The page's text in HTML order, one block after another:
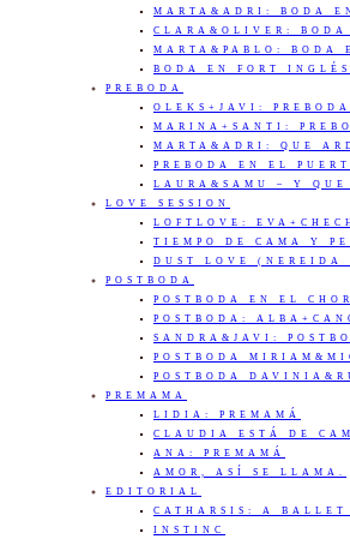
MARTA&ADRI: BODA
CLARA&OLIVER:
MARTA&PABLO: BODA
BODA EN FORT
PREBODA
OLEKS+JAVI:
MARINA+SANTI:
MARTA&ADRI: QUE
PREBODA EN EL
LAURA&SAMU – Y
LOVE SESSION
LOFTLOVE:
TIEMPO DE CAMA Y
DUST LOVE (NEREIDA
POSTBODA
POSTBODA EN EL
POSTBODA:
SANDRA&JAVI:
POSTBODA
POSTBODA
PREMAMA
LIDIA: PREMAMÁ
CLAUDIA ESTÁ DE
ANA: PREMAMÁ
AMOR, ASÍ SE LLAMA.
EDITORIAL
CATHARSIS: A BALLET
INSTINC